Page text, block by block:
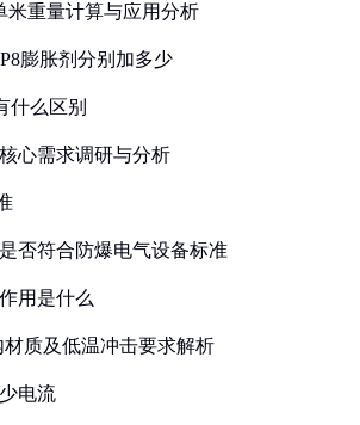
米重量计算与应用分析
膨胀剂分别加多少
什么区别
心需求调研与分析
否符合防爆电气设备标准
用是什么
材质及低温冲击要求解析
电流